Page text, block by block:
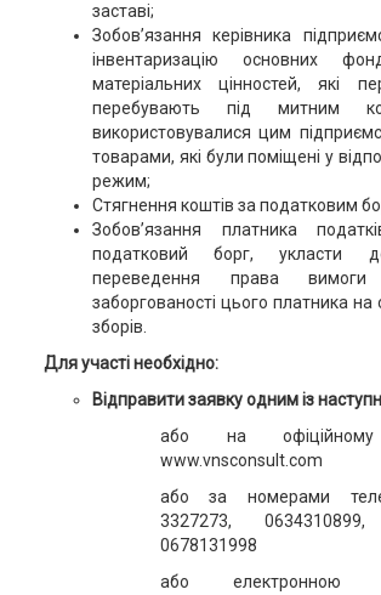
заставі;
Зобов’язання керівника
інвентаризацію основних
матеріальних цінностей, які
перебувають під митним
використовувалися цим
товарами, які були поміщені у
режим;
Стягнення коштів за податковим
Зобов’язання платника
податковий борг, укласти
переведення права вимоги
заборгованості цього платника на
зборів.
Для участі необхідно:
Відправити заявку одним із
або на
www.vnsconsult.com
або за номерами
3327273, 0634310899,
0678131998
або